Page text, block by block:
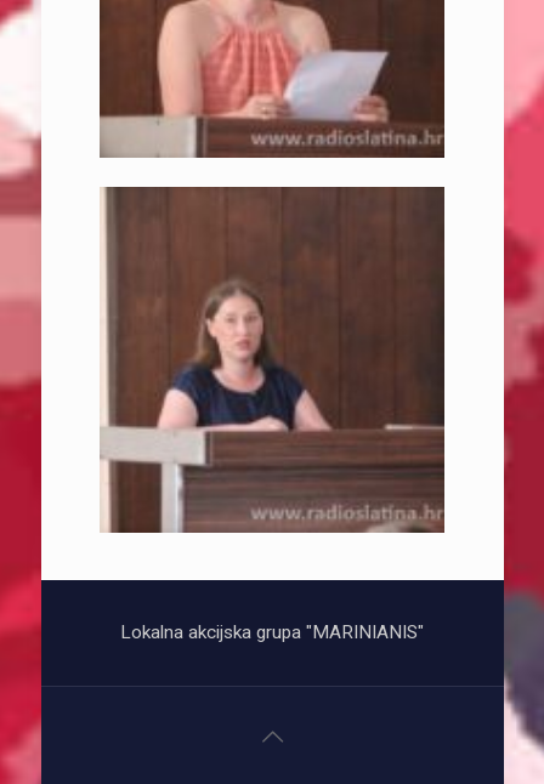
Lokalna akcijska grupa "MARINIANIS"